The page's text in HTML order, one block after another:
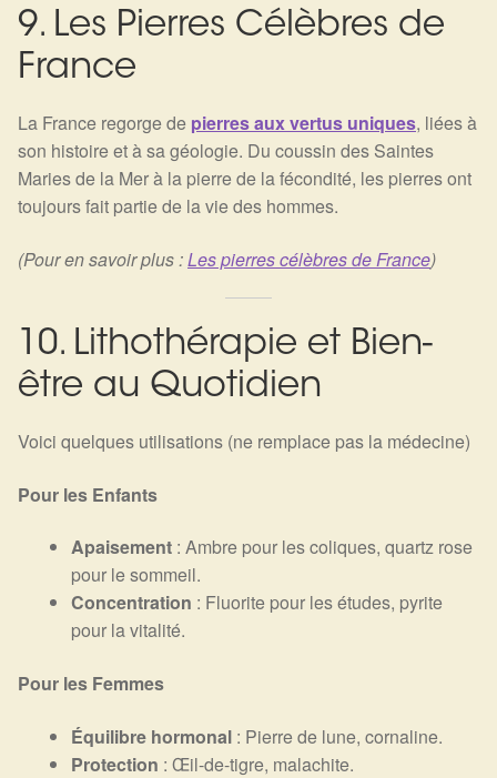
9. Les Pierres Célèbres de
France
La France regorge de pierres aux vertus uniques, liées à
son histoire et à sa géologie. Du coussin des Saintes
Maries de la Mer à la pierre de la fécondité, les pierres ont
toujours fait partie de la vie des hommes.
(Pour en savoir plus :Les pierres célèbres de France)
10. Lithothérapie et Bien-
être au Quotidien
Voici quelques utilisations (ne remplace pas la médecine)
Pour les Enfants
Apaisement : Ambre pour les coliques, quartz rose
pour le sommeil.
Concentration : Fluorite pour les études, pyrite
pour la vitalité.
Pour les Femmes
Équilibre hormonal : Pierre de lune, cornaline.
Protection : Œil-de-tigre, malachite.